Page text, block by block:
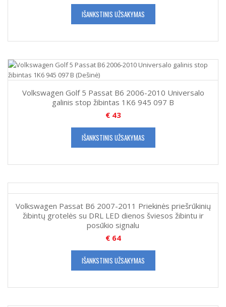
IŠANKSTINIS UŽSAKYMAS
Volkswagen Golf 5 Passat B6 2006-2010 Universalo
galinis stop žibintas 1K6 945 097 B
€43
IŠANKSTINIS UŽSAKYMAS
Volkswagen Passat B6 2007-2011 Priekinės priešrūkinių
žibintų grotelės su DRL LED dienos šviesos žibintu ir
posūkio signalu
€64
IŠANKSTINIS UŽSAKYMAS